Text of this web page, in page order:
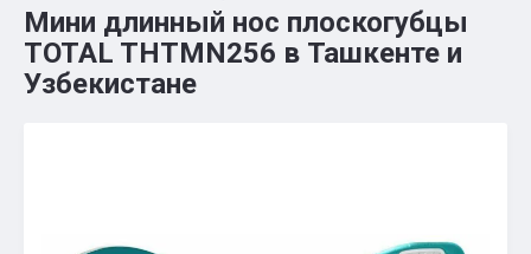
Мини длинный нос плоскогубцы
TOTAL THTMN256 в Ташкенте и
Узбекистане